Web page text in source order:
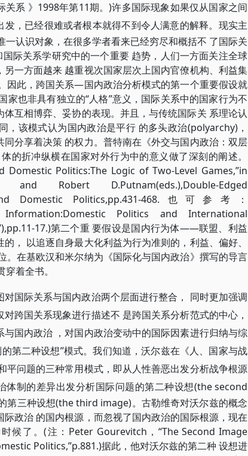
关系 》1998年第11期。)许多国际现象如果仅从国家之间
，已经很难或者根本就得不到令人满意的解释。现实主
认识对象，在很多学者看来已经穷尽和概括不 了国际关
际关系学研究中的一个重要 趋势，人们一方面关注全球
一方面越来 越重视次国家层次上国内官僚机构、利益集
因此，跨国关系—国内政治分析模式的第一个重要假设就
也非具有独立的“人格”意义，国际关系中的国家行为不
互相博弈、妥协的表现。并且，与传统国际关 系理论认
该模式认为国内政治是平行 的多头政治(polyarchy)，
分享着决策 的权力。普特南在《外交与国内政治：双层
的折冲纵横在国家对外行为中的意义做了深刻的阐述。
Domestic Politics:The Logic of Two-Level Games,”in
and Robert D.Putnam(eds.),Double-Edged
Domestic Politics,pp.431-468.也可参考：
Information:Domestic Politics andInternational
17.)第二个重 要假设是国内行为体——联盟、利益
以追逐自身最大化利益为行为准则的，利益、偏好、
。在基欧汉和米尔纳为《国际化与国内政治》撰写的导言
着全书。
国际关系与国内政治两个层面进行整合， 同时更加强调
跨国关系现象进行描述不 是跨国关系分析范式的中心，
国内政治 ，对国内政治变动中的国际因素进行归纳与综
第二种设想”模式。我们知道，沃尔兹在《人、国家与战
平问题的三种常用模式，即从人性善恶出发分析战争根源
制的差异出发分析国际问题的第二种设想(the second
第三种设想(the third image)。古勒维奇对沃尔兹的概念
政治 的国内根源，而忽视了国内政治的国际根源，现在
候了。(注：Peter Gourevitch，“The Second Image
Politics,”p.881.)据此，他对沃尔兹的第二种 设想进